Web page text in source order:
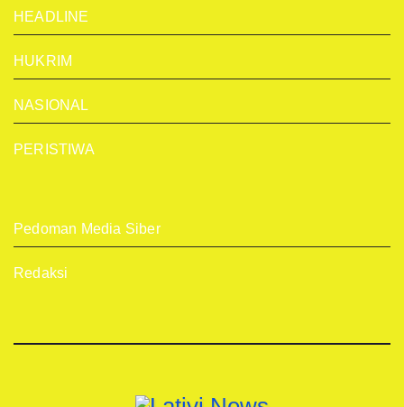
HEADLINE
HUKRIM
NASIONAL
PERISTIWA
Pedoman Media Siber
Redaksi